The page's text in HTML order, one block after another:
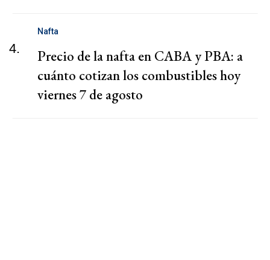
4.
Nafta
Precio de la nafta en CABA y PBA: a
cuánto cotizan los combustibles hoy
viernes 7 de agosto